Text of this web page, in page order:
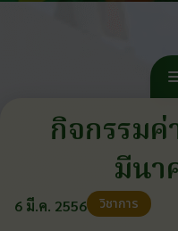
กิจกรรมค่
มีนา
6 มี.ค. 2556 วิชาการ